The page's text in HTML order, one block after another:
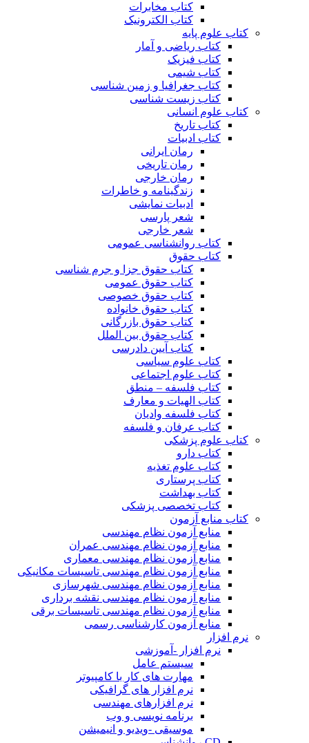
کتاب مخابرات
کتاب الکترونیک
کتاب علوم پایه
کتاب ریاضی و آمار
کتاب فیزیک
کتاب شیمی
کتاب جغرافیا و زمین شناسی
کتاب زیست شناسی
کتاب علوم انسانی
کتاب تاریخ
کتاب ادبیات
رمان ایرانی
رمان تاریخی
رمان خارجی
زندگینامه و خاطرات
ادبیات نمایشی
شعر پارسی
شعر خارجی
کتاب روانشناسی عمومی
کتاب حقوق
کتاب حقوق جزا و جرم شناسی
کتاب حقوق عمومی
کتاب حقوق خصوصی
کتاب حقوق خانواده
کتاب حقوق بازرگانی
کتاب حقوق بین الملل
کتاب آیین دادرسی
کتاب علوم سیاسی
کتاب علوم اجتماعی
کتاب فلسفه – منطق
کتاب الهیات و معارف
کتاب فلسفه وادیان
کتاب عرفان و فلسفه
کتاب علوم پزشکی
کتاب دارو
کتاب علوم تغذیه
کتاب پرستاری
کتاب بهداشت
کتاب تخصصی پزشکی
کتاب منابع آزمون
منابع آزمون نظام مهندسی
منابع آزمون نظام مهندسی عمران
منابع آزمون نظام مهندسی معماری
منابع آزمون نظام مهندسی تاسیسات مکانیکی
منابع آزمون نظام مهندسی شهرسازی
منابع آزمون نظام مهندسی نقشه برداری
منابع آزمون نظام مهندسی تاسیسات برقی
منابع آزمون کارشناسی رسمی
نرم افزار
نرم افزار -آموزشی
سیستم عامل
مهارت های کار با کامپیوتر
نرم افزار های گرافیکی
نرم افزارهای مهندسی
برنامه نویسی و وب
موسیقی -ویدیو و انیمیشن